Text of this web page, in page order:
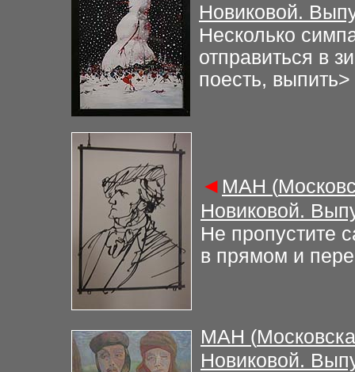
Новиковой.
Несколько
отправиться в
поесть, выпить>
◄ МАН (
Новиковой.
Не пропустите
в прямом и
МАН (
Новиковой.